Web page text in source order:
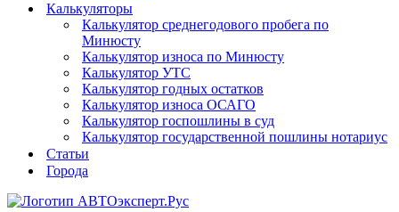
Калькуляторы
Калькулятор среднегодового пробега по
Минюсту
Калькулятор износа по Минюсту
Калькулятор УТС
Калькулятор годных остатков
Калькулятор износа ОСАГО
Калькулятор госпошлины в суд
Калькулятор государственной пошлины нотариус
Статьи
Города